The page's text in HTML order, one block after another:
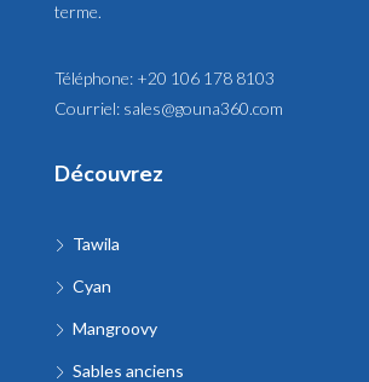
terme.
Téléphone: +20 106 178 8103
Courriel: sales@gouna360.com
Découvrez
Tawila
Cyan
Mangroovy
Sables anciens